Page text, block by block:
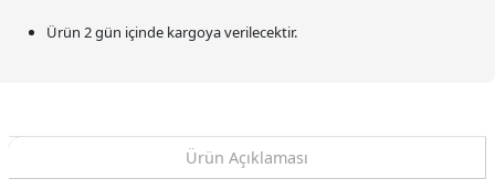
Ürün 2 gün içinde kargoya verilecektir.
Ürün Açıklaması